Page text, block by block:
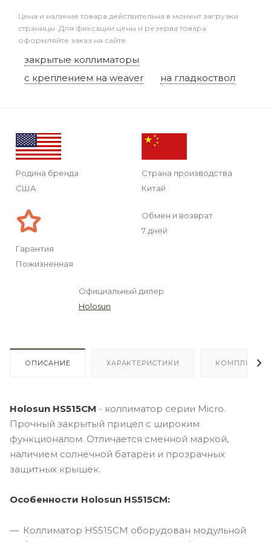
Цена и наличие товара действительна в момент загрузки
страницы. Для фиксации цены и резерва товара
оформляйте заказ на сайте.
закрытые коллиматоры
с креплением на weaver
на гладкоствол
Родина бренда
США
Страна производства
Китай
Гарантия
Пожизненная
Обмен и возврат
7 дней
Официальный дилер
Holosun
ОПИСАНИЕ ХАРАКТЕРИСТИКИ
Holosun HS515CM - коллиматор серии Micrо.
Прочный закрытый прицел с широким
функционалом. Отличается сменной маркой,
наличием солнечной батареи и прозрачных
защитных крышек.
Особенности Holosun HS515CM:
Коллиматор HS515CM оборудован модульной